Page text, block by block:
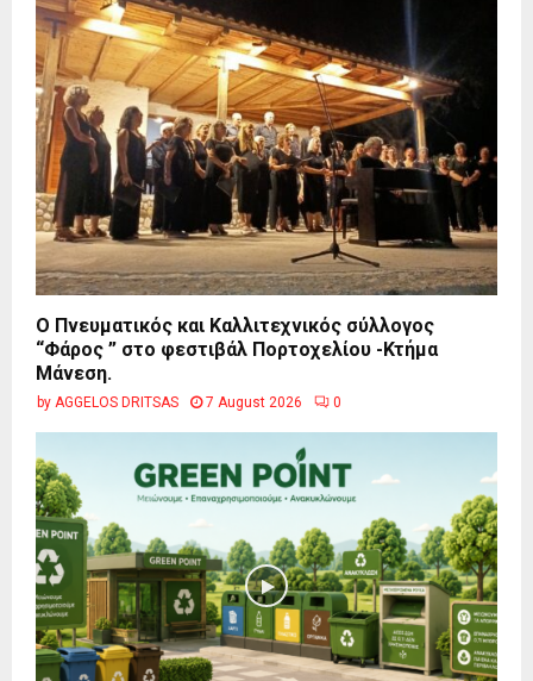
Ο Πνευματικός και Καλλιτεχνικός σύλλογος
“Φάρος ” στο φεστιβάλ Πορτοχελίου -Κτήμα
Μάνεση.
by AGGELOS DRITSAS 7 August 2026 0